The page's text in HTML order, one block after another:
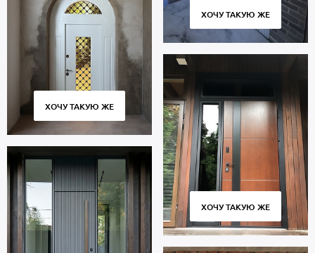
ХОЧУ ТАКУЮ ЖЕ
ХОЧУ ТАКУЮ ЖЕ
ХОЧУ ТАКУЮ ЖЕ